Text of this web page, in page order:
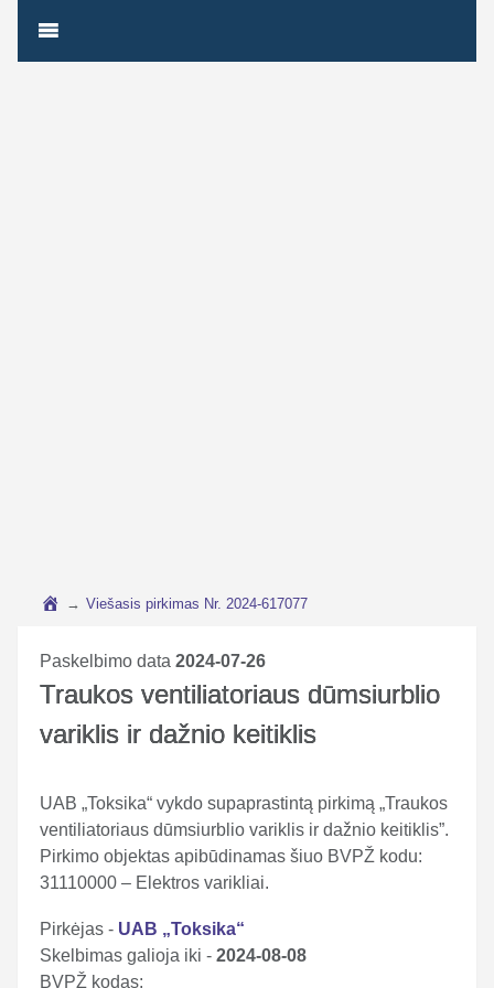
→ Viešasis pirkimas Nr. 2024-617077
Paskelbimo data 2024-07-26
Traukos ventiliatoriaus dūmsiurblio
variklis ir dažnio keitiklis
UAB „Toksika“ vykdo supaprastintą pirkimą „Traukos
ventiliatoriaus dūmsiurblio variklis ir dažnio keitiklis”.
Pirkimo objektas apibūdinamas šiuo BVPŽ kodu:
31110000 – Elektros varikliai.
Pirkėjas - UAB „Toksika“
Skelbimas galioja iki - 2024-08-08
BVPŽ kodas: